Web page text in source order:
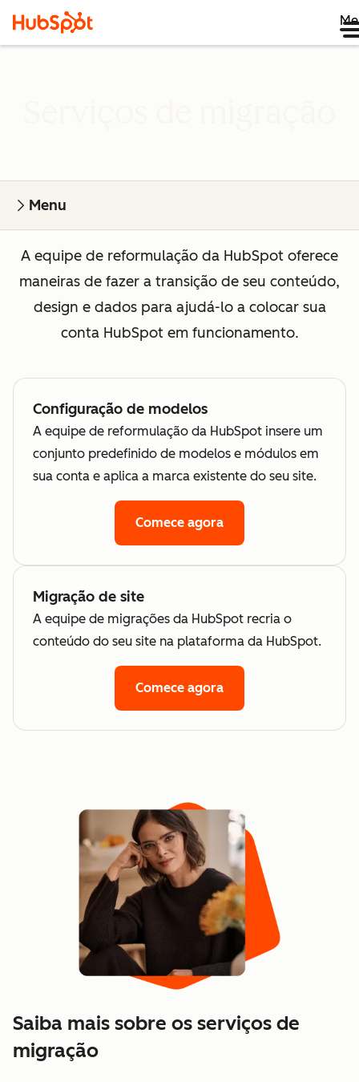
Menu
A equipe de reformulação da HubSpot oferece
maneiras de fazer a transição de seu conteúdo,
design e dados para ajudá-lo a colocar sua
conta HubSpot em funcionamento.
Configuração de modelos
A equipe de reformulação da HubSpot insere um
conjunto predefinido de modelos e módulos em
sua conta e aplica a marca existente do seu site.
Comece agora
Migração de site
A equipe de migrações da HubSpot recria o
conteúdo do seu site na plataforma da HubSpot.
Comece agora
Saiba mais sobre os serviços de
migração